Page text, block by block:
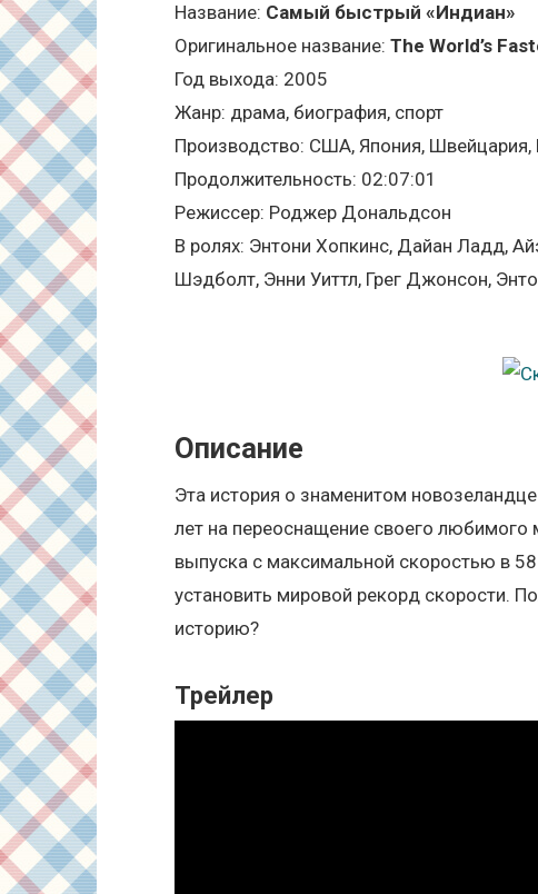
Название: Самый быстрый «Индиан»
Оригинальное название: The World’s
Год выхода: 2005
Жанр: драма, биография, спорт
Производство: США, Япония, Швейцария,
Продолжительность: 02:07:01
Режиссер: Роджер Дональдсон
В ролях: Энтони Хопкинс, Дайан Ладд,
Шэдболт, Энни Уиттл, Грег Джонсон,
Описание
Эта история о знаменитом
лет на переоснащение своего
выпуска с максимальной скоростью в
установить мировой рекорд скорости.
историю?
Трейлер